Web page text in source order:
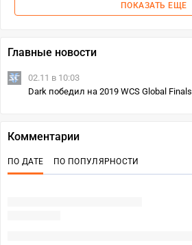
ПОКАЗАТЬ ЕЩЕ
Главные новости
02.11 в 10:03
Dark победил на 2019 WCS Global Finals
Комментарии
ПО ДАТЕ ПО ПОПУЛЯРНОСТИ